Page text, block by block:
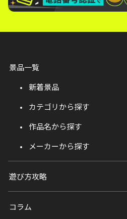
景品一覧
新着景品
カテゴリから探す
作品名から探す
メーカーから探す
遊び方攻略
コラム